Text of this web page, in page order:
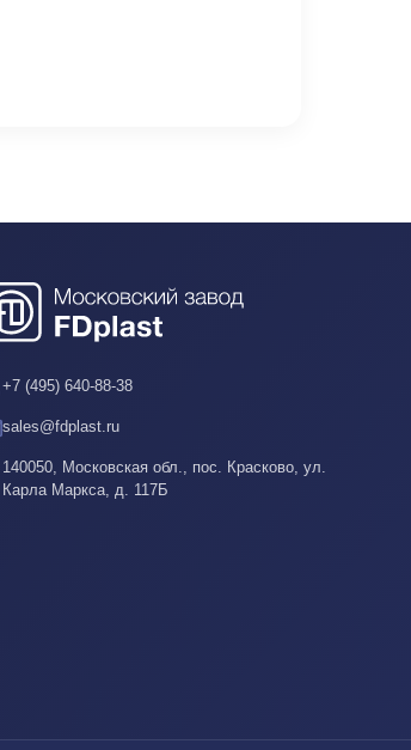
+7 (495) 640-88-38
sales@fdplast.ru
140050, Московская обл., пос. Красково, ул.
Карла Маркса, д. 117Б